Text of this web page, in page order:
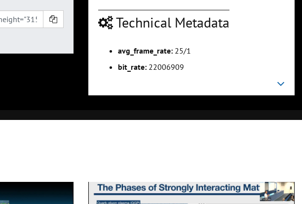
Technical Metadata
avg_frame_rate: 25/1
bit_rate: 22006909